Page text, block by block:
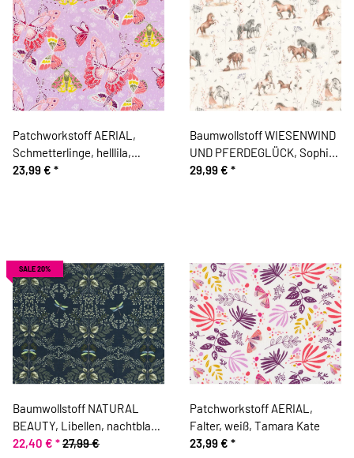
Patchworkstoff AERIAL,
Schmetterlinge, helllila,
Tamara Kate
23,99 € *
Baumwollstoff WIESENWIND
UND PFERDEGLÜCK, Sophia
Drescher, Acufactum
29,99 € *
SALE 20%
Baumwollstoff NATURAL
BEAUTY, Libellen, nachtblau,
ring a roses
22,40 € *27,99 €
Patchworkstoff AERIAL,
Falter, weiß, Tamara Kate
23,99 € *